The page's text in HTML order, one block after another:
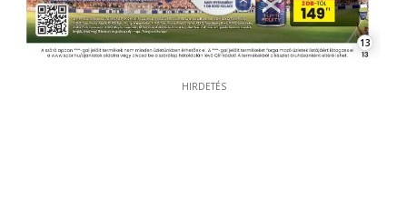
13
HIRDETÉS